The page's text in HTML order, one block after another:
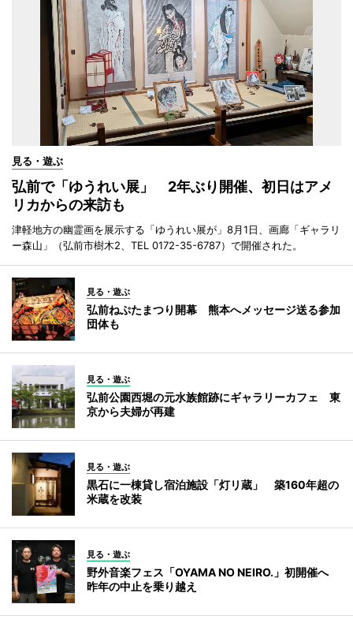
見る・遊ぶ
弘前で「ゆうれい展」 2年ぶり開催、初日はアメ
リカからの来訪も
津軽地方の幽霊画を展示する「ゆうれい展が」8月1日、画廊「ギャラリ
ー森山」（弘前市樹木2、TEL 0172-35-6787）で開催された。
見る・遊ぶ
弘前ねぷたまつり開幕 熊本へメッセージ送る参加
団体も
見る・遊ぶ
弘前公園西堀の元水族館跡にギャラリーカフェ 東
京から夫婦が再建
見る・遊ぶ
黒石に一棟貸し宿泊施設「灯リ蔵」 築160年超の
米蔵を改装
見る・遊ぶ
野外音楽フェス「OYAMA NO NEIRO.」初開催へ
昨年の中止を乗り越え